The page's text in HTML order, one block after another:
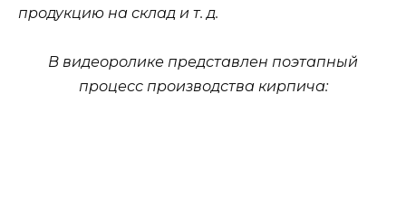
продукцию на склад и т. д.
В видеоролике представлен поэтапный
процесс производства кирпича: